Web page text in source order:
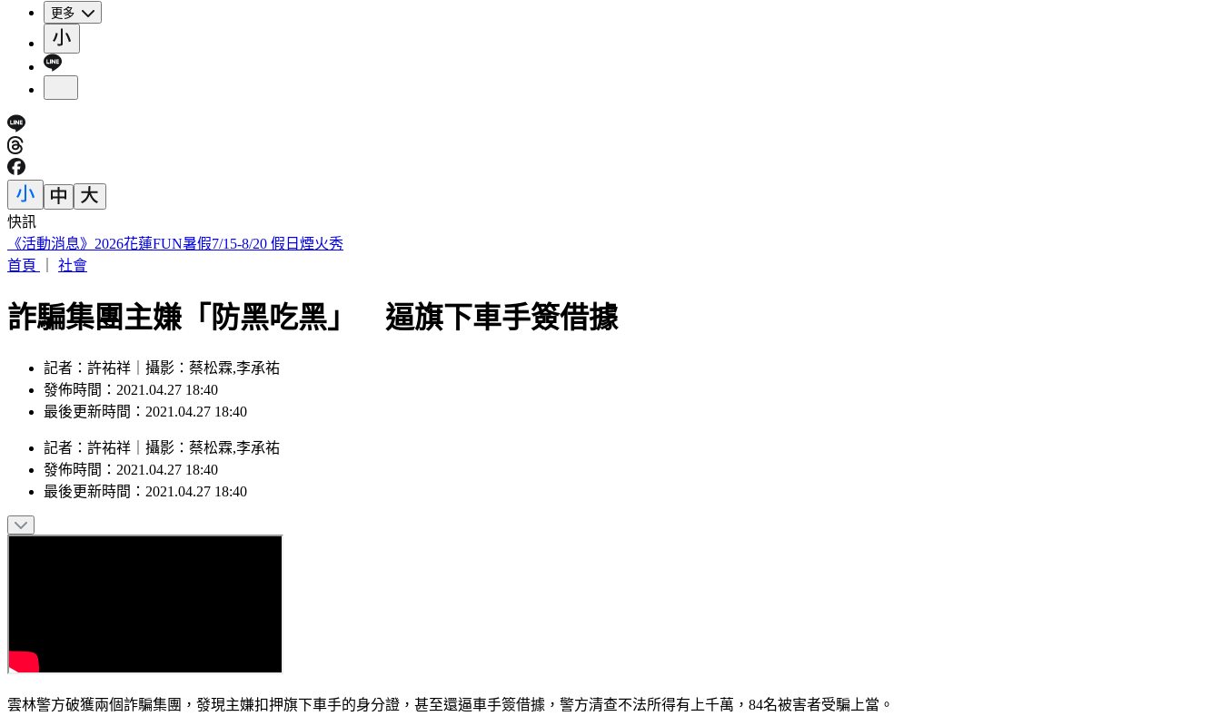
更多
快訊
周子瑜、葉舒華入圍2026全球百大美女 林莎首上榜
首頁
社會
詐騙集團主嫌「防黑吃黑」 逼旗下車手簽借據
記者：許祐祥｜攝影：蔡松霖,李承祐
發佈時間：2021.04.27 18:40
最後更新時間：2021.04.27 18:40
記者 ： 許祐祥 攝影 ： 蔡松霖,李承祐
發佈時間： 2021.04.27 18:40
最後更新時間： 2021.04.27 18:40
雲林警方破獲兩個詐騙集團，發現主嫌扣押旗下車手的身分證，甚至還逼車手簽借據，警方清查不法所得有上千萬，84名被害者受騙上當。